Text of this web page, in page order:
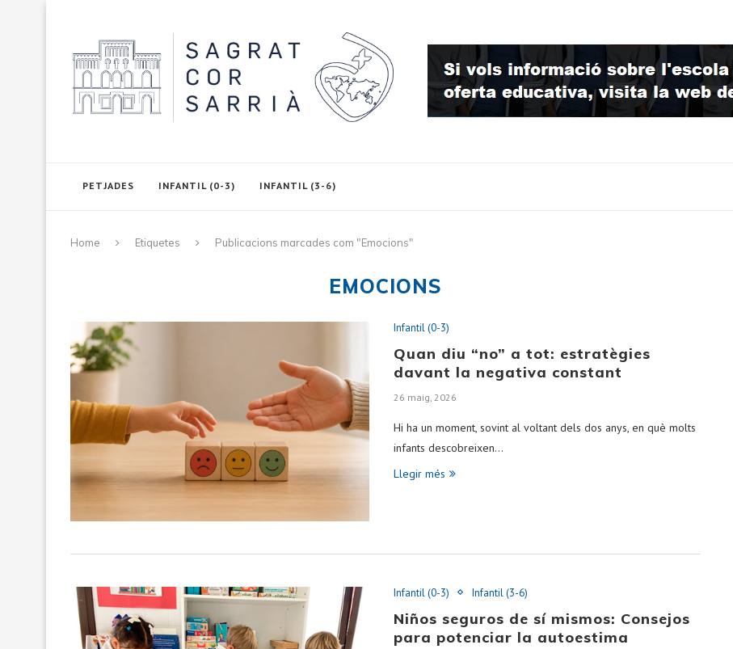
PETJADES INFANTIL (0-3) INFANTIL (3-6)
Home Etiquetes Publicacions marcades com "Emocions"
EMOCIONS
Infantil (0-3)
Quan diu “no” a tot: estratègies
davant la negativa constant
26 maig, 2026
Hi ha un moment, sovint al voltant dels dos anys, en què molts
infants descobreixen…
Llegir més
Infantil (0-3) Infantil (3-6)
Niños seguros de sí mismos: Consejos
para potenciar la autoestima